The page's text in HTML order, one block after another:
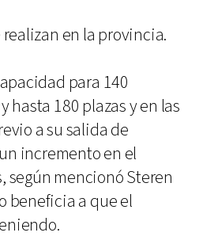
en la provincia.
para 140
hasta 180 plazas y en las
a su salida de
incremento en el
según mencionó Steren
beneficia a que el